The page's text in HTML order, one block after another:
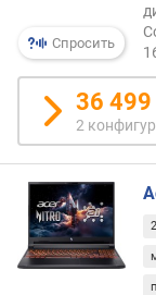
о
й
а
т
и
(
Г
Б
Спросить
36
2